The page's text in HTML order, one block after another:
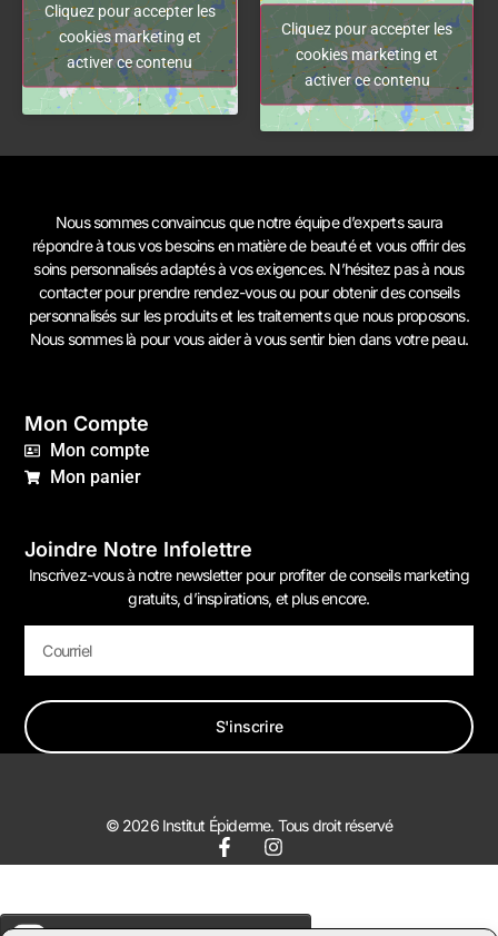
Cliquez pour accepter les
cookies marketing et
activer ce contenu
Cliquez pour accepter les
cookies marketing et
activer ce contenu
Nous sommes convaincus que notre équipe d’experts saura
répondre à tous vos besoins en matière de beauté et vous offrir des
soins personnalisés adaptés à vos exigences. N’hésitez pas à nous
contacterpour prendre rendez-vous ou pour obtenir des conseils
personnalisés sur les produits et les traitements que nous proposons.
Nous sommes là pour vous aider à vous sentir bien dans votre peau.
Mon Compte
Mon compte
Mon panier
Joindre Notre Infolettre
Inscrivez-vous à notre newsletter pour profiter de conseils marketing
gratuits, d’inspirations, et plus encore.
S'inscrire
© 2026 Institut Épiderme. Tous droit réservé